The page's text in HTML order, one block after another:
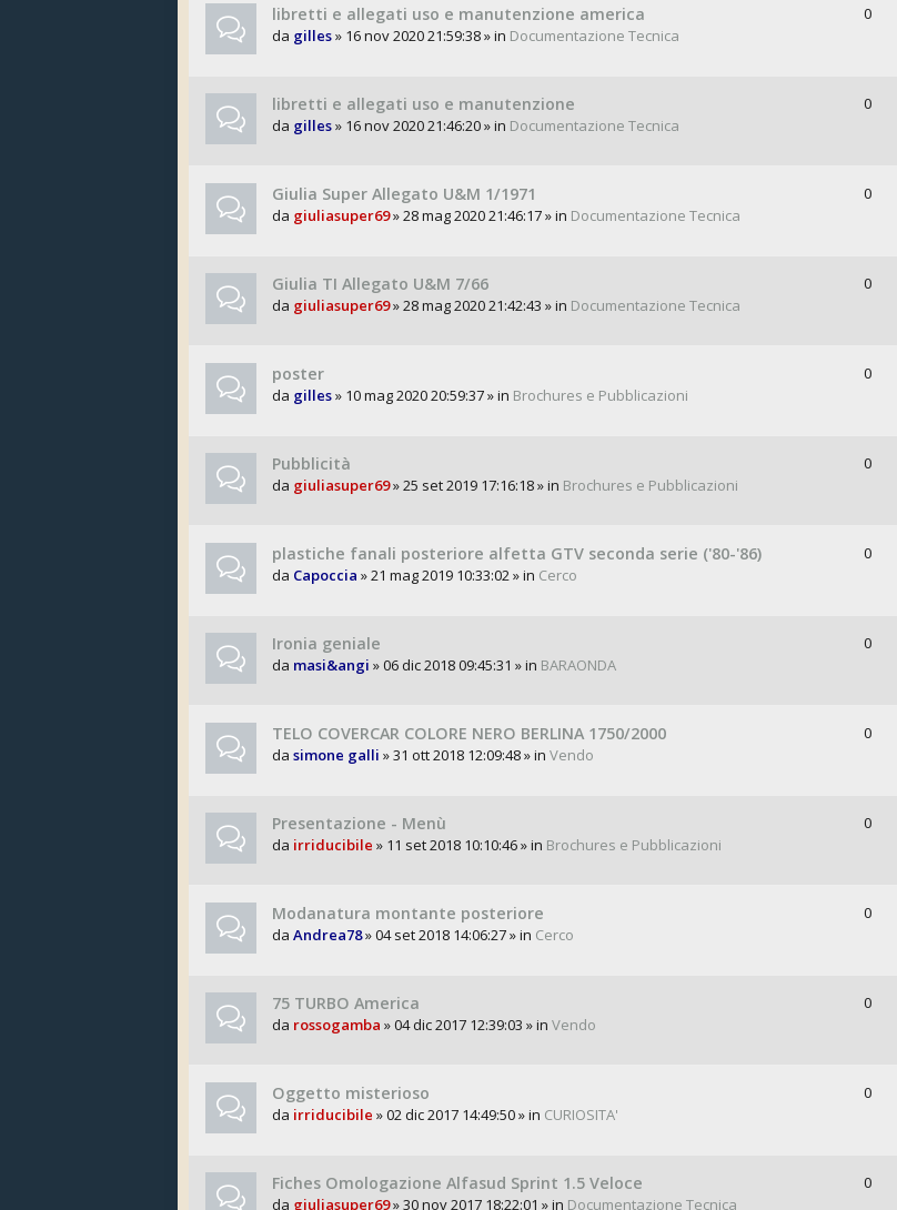
libretti e allegati uso e manutenzione america
da gilles» 16 nov 2020 21:59:38 » in Documentazione Tecnica
0
libretti e allegati uso e manutenzione
da gilles» 16 nov 2020 21:46:20 » in Documentazione Tecnica
0
Giulia Super Allegato U&M 1/1971
da giuliasuper69» 28 mag 2020 21:46:17 » in Documentazione Tecnica
0
Giulia TI Allegato U&M 7/66
da giuliasuper69» 28 mag 2020 21:42:43 » in Documentazione Tecnica
0
poster
da gilles» 10 mag 2020 20:59:37 » in Brochures e Pubblicazioni
0
Pubblicità
da giuliasuper69» 25 set 2019 17:16:18 » in Brochures e Pubblicazioni
0
plastiche fanali posteriore alfetta GTV seconda serie ('80-'86)
da Capoccia » 21 mag 2019 10:33:02 » in Cerco
0
Ironia geniale
da masi&angi » 06 dic 2018 09:45:31 » in BARAONDA
0
TELO COVERCAR COLORE NERO BERLINA 1750/2000
da simone galli » 31 ott 2018 12:09:48 » in Vendo
0
Presentazione - Menù
da irriducibile » 11 set 2018 10:10:46 » in Brochures e Pubblicazioni
0
Modanatura montante posteriore
da Andrea78» 04 set 2018 14:06:27 » in Cerco
0
75 TURBO America
da rossogamba » 04 dic 2017 12:39:03 » in Vendo
0
Oggetto misterioso
da irriducibile » 02 dic 2017 14:49:50 » in CURIOSITA'
0
Fiches Omologazione Alfasud Sprint 1.5 Veloce
da giuliasuper69» 30 nov 2017 18:22:01 » in Documentazione Tecnica
0